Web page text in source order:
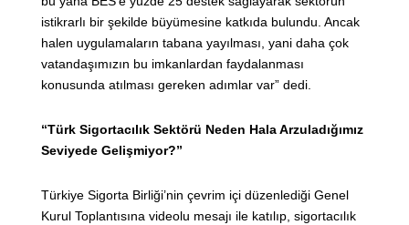
istikrarlı bir şekilde büyümesine katkıda bulundu. Ancak
halen uygulamaların tabana yayılması, yani daha çok
vatandaşımızın bu imkanlardan faydalanması
konusunda atılması gereken adımlar var” dedi.
“Türk Sigortacılık Sektörü Neden Hala Arzuladığımız
Seviyede Gelişmiyor?”
Türkiye Sigorta Birliği’nin çevrim içi düzenlediği Genel
Kurul Toplantısına videolu mesajı ile katılıp, sigortacılık